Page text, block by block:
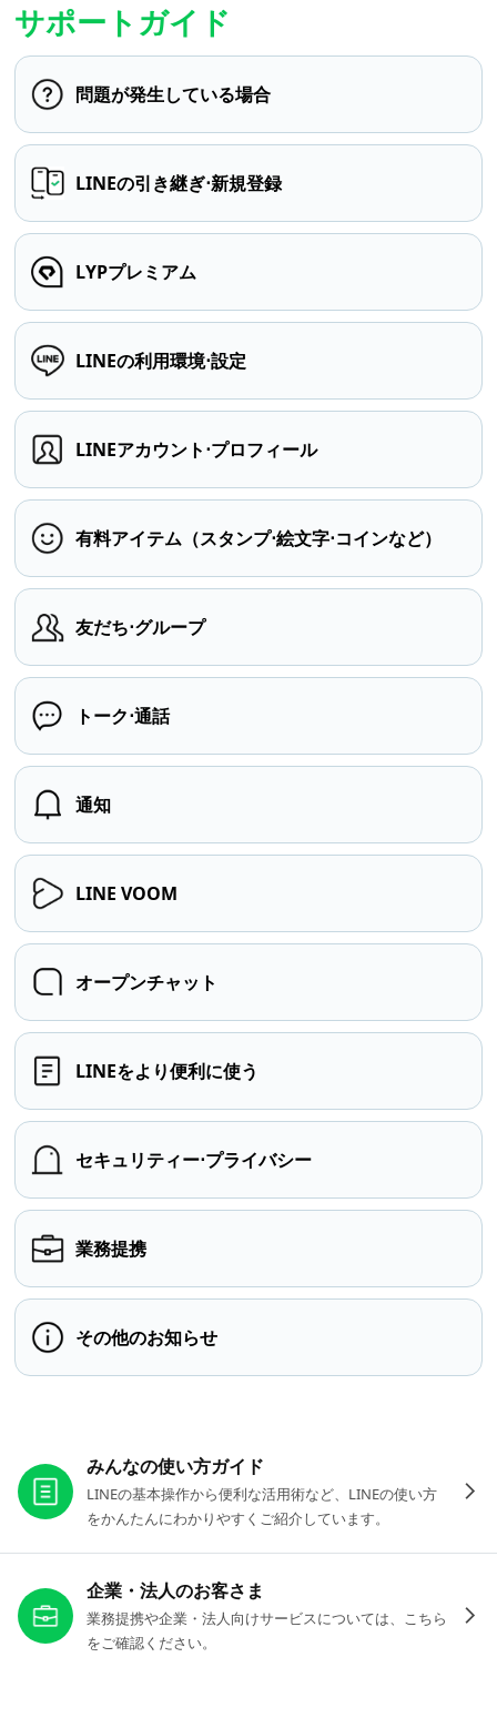
サポートガイド
問題が発生している場合
LINEの引き継ぎ⋅新規登録
LYPプレミアム
LINEの利用環境⋅設定
LINEアカウント⋅プロフィール
有料アイテム（スタンプ⋅絵文字⋅コインなど）
友だち⋅グループ
トーク⋅通話
通知
LINE VOOM
オープンチャット
LINEをより便利に使う
セキュリティー⋅プライバシー
業務提携
その他のお知らせ
みんなの使い方ガイド
LINEの基本操作から便利な活用術など、LINEの使い方
をかんたんにわかりやすくご紹介しています。
企業・法人のお客さま
業務提携や企業・法人向けサービスについては、こちら
をご確認ください。